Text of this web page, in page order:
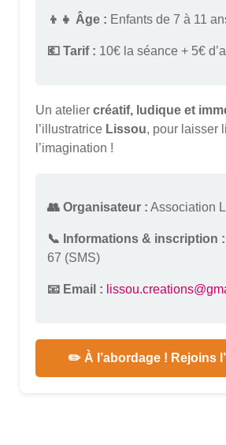
👦👧 Âge : Enfants de 7 à 11
💶 Tarif : 10€ la séance + 5€
Un atelier créatif, ludique et
l’illustratrice Lissou, pour laisser
l’imagination !
👥 Organisateur : Association
📞 Informations & inscription :
67 (SMS)
📧 Email :
✏️ À l’abordage ! Rejoins